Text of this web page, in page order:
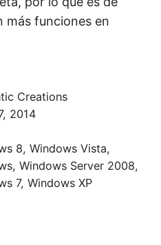
más funciones en
Creations
2014
8, Windows Vista,
Windows Server 2008,
7, Windows XP